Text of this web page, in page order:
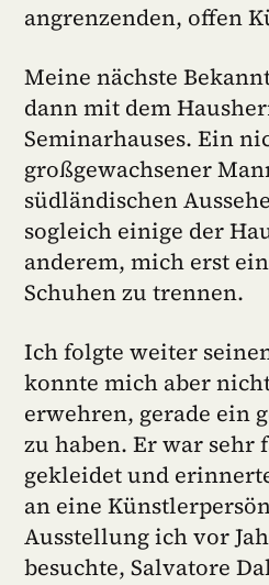
angrenzenden, offen
Meine nächste
dann mit dem
Seminarhauses. Ein
großgewachsener
südländischen
sogleich einige der
anderem, mich erst
Schuhen zu trennen.
Ich folgte weiter
konnte mich aber
erwehren, gerade ein
zu haben. Er war sehr
gekleidet und
an eine
Ausstellung ich vor
besuchte, Salvatore